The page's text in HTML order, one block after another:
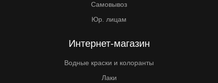
Самовывоз
Юр. лицам
Интернет-магазин
Водные краски и колоранты
Лаки